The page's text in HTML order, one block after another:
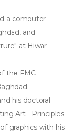
a computer
and
at Hiwar
the FMC
his doctoral
Art - Principles
graphics with his